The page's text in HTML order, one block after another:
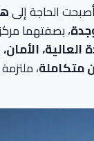
الحاجة إلى
، بصفتهما
العالية،
متكاملة،